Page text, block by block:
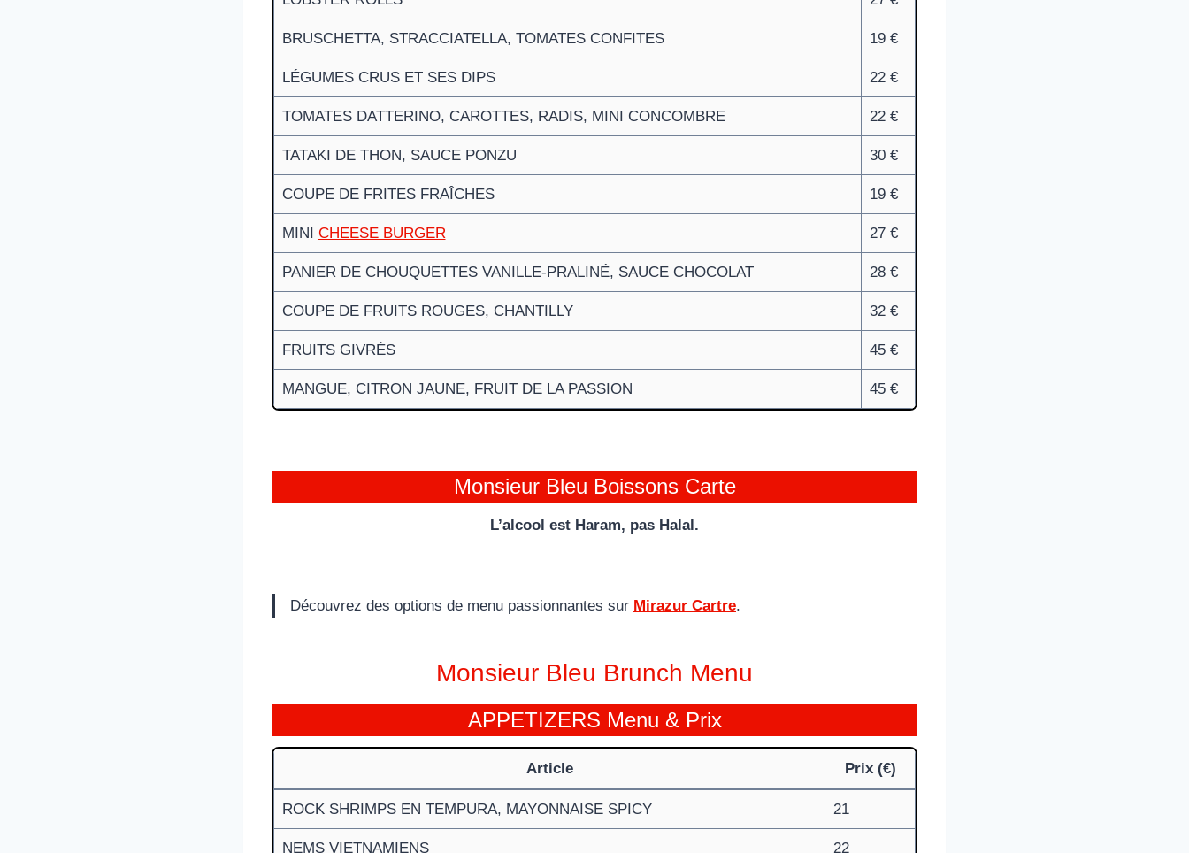
BRUSCHETTA, STRACCIATELLA, TOMATES CONFITES 19 €
LÉGUMES CRUS ET SES DIPS 22 €
TOMATES DATTERINO, CAROTTES, RADIS, MINI CONCOMBRE 22 €
TATAKI DE THON, SAUCE PONZU 30 €
COUPE DE FRITES FRAÎCHES 19 €
MINI CHEESE BURGER 27 €
PANIER DE CHOUQUETTES VANILLE-PRALINÉ, SAUCE CHOCOLAT 28 €
COUPE DE FRUITS ROUGES, CHANTILLY 32 €
FRUITS GIVRÉS 45 €
MANGUE, CITRON JAUNE, FRUIT DE LA PASSION 45 €
Monsieur Bleu Boissons Carte
L’alcool est Haram, pas Halal.
Découvrez des options de menu passionnantes sur Mirazur Cartre.
Monsieur Bleu Brunch Menu
APPETIZERS Menu & Prix
Article Prix (€)
ROCK SHRIMPS EN TEMPURA, MAYONNAISE SPICY 21
NEMS VIETNAMIENS 22